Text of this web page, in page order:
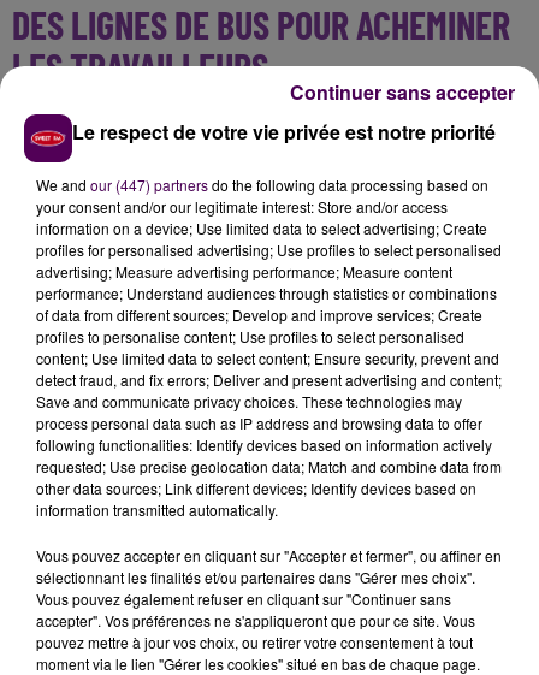
DES LIGNES DE BUS POUR ACHEMINER
LES TRAVAILLEURS
Pour les personnes non véhiculées, des lignes de bus
gratuites assurent le transport au départ de L’Aigle,
Verneuil-sur-Avre, Evreux, Damville, Breteuil et
Mortagne-au-Perche mais aussi les communes de Rai,
Aube, Rugles, Bourth, Tourouvre, La Verrerie, La
Ventrouze, Randonnai, Normandel ou Saint-Maurice-
les-Charencay. Et, àcompter de ce 31 janvier 2022,
une ligne desservira Dreux, Saint-Remy-sur-Avre et
Nonancourt.
Pour faire acte de candidature, une adresse mail
bf.recrutement@groupepvcp.com!
Le respect de votre vie privée est notre priorité
We and our (447) partnersdo the following data processing based on
your consent and/or our legitimate interest: Store and/or access
information on a device; Use limited data to select advertising; Create
profiles for personalised advertising; Use profiles to select personalised
advertising; Measure advertising performance; Measure content
performance; Understand audiences through statistics or combinations
of data from different sources; Develop and improve services; Create
profiles to personalise content; Use profiles to select personalised
content; Use limited data to select content; Ensure security, prevent and
detect fraud, and fix errors; Deliver and present advertising and content;
Save and communicate privacy choices. These technologies may
process personal data such as IP address and browsing data to offer
following functionalities: Identify devices based on information actively
requested; Use precise geolocation data; Match and combine data from
other data sources; Link different devices; Identify devices based on
information transmitted automatically.
Vous pouvez accepter en cliquant sur "Accepter et fermer", ou affiner en
sélectionnant les finalités et/ou partenaires dans "Gérer mes choix".
Vous pouvez également refuser en cliquant sur "Continuer sans
accepter". Vos préférences ne s'appliqueront que pour ce site. Vous
pouvez mettre à jour vos choix, ou retirer votre consentement à tout
moment via le lien "Gérer les cookies" situé en bas de chaque page.
Continuer sans accepter